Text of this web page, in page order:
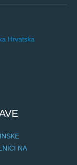
Hrvatska
NA